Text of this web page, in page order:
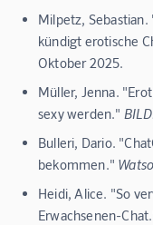
Milpetz,
kündigt erotische
Oktober 2025.
Müller, Jenna.
sexy werden."
Bulleri, Dario.
bekommen."
Heidi, Alice. "So
Erwachsenen-